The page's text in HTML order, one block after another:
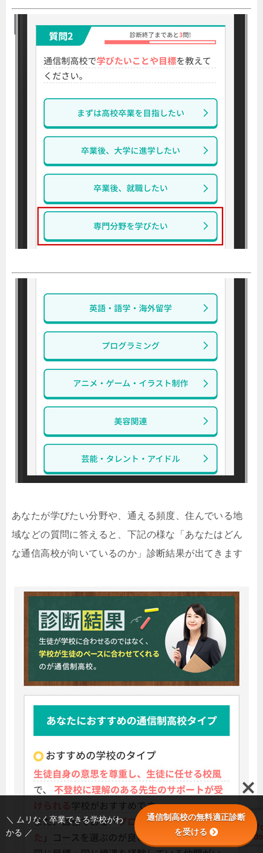
あなたが学びたい分野や、通える頻度、住んでいる地
域などの質問に答えると、下記の様な「あなたはどん
な通信高校が向いているのか」診断結果が出てきます
＼ ムリなく卒業できる学校がわ
かる ／
通信制高校の無料適正診断
を受ける